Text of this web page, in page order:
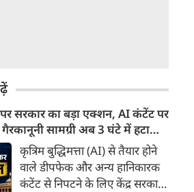
सरकार का बड़ा एक्शन, AI कंटेंट पर
सामग्री अब 3 घंटे में हटानी
जान लें वरना पछताएंगे
कृत्रिम बुद्धिमत्ता (AI) से तैयार होने
वाले डीपफेक और अन्य हानिकारक
कंटेंट से निपटने के लिए केंद्र सरकार